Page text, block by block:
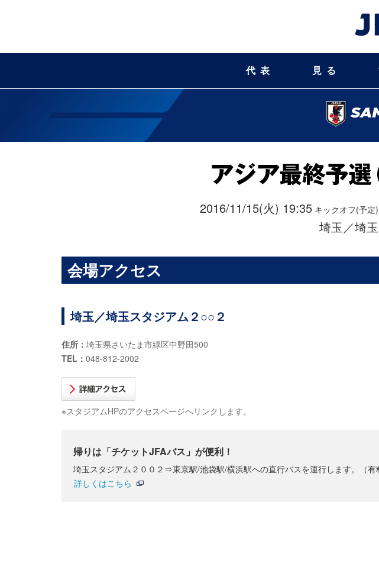
代表 見る
2016/11/15(火) 19:35 キックオフ(予定)
埼玉／埼
会場アクセス
埼玉／埼玉スタジアム２○○２
住所： 埼玉県さいたま市緑区中野田500
TEL： 048-812-2002
※スタジアムHPのアクセスページへリンクします。
帰りは「チケットJFAバス」が便利！
埼玉スタジアム２００２⇒東京駅/池袋駅/横浜駅への直行バスを運行します。（有
詳しくはこちら